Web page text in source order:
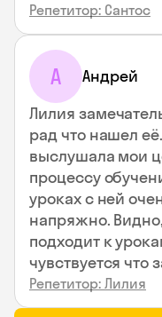
Репетитор: Сантос
А Андрей
Лилия
рад что нашел
выслушала мои
процессу
уроках с ней
напряжно.
подходит к
чувствуется что
Репетитор: Лилия